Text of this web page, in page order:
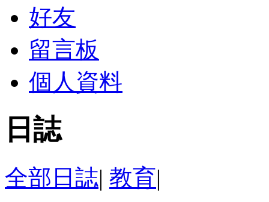
好友
留言板
個人資料
日誌
全部日誌| 教育|